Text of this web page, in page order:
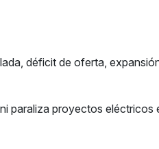
déficit de oferta,
paraliza proyectos eléctricos